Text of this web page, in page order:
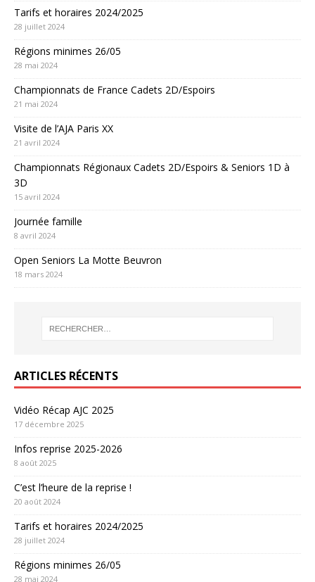
Tarifs et horaires 2024/2025
28 juillet 2024
Régions minimes 26/05
28 mai 2024
Championnats de France Cadets 2D/Espoirs
21 mai 2024
Visite de l’AJA Paris XX
21 avril 2024
Championnats Régionaux Cadets 2D/Espoirs & Seniors 1D à
3D
15 avril 2024
Journée famille
8 avril 2024
Open Seniors La Motte Beuvron
18 mars 2024
ARTICLES RÉCENTS
Vidéo Récap AJC 2025
17 décembre 2025
Infos reprise 2025-2026
8 août 2025
C’est l’heure de la reprise !
20 août 2024
Tarifs et horaires 2024/2025
28 juillet 2024
Régions minimes 26/05
28 mai 2024